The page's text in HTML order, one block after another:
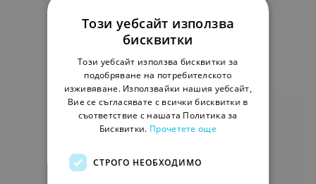
Този уебсайт използва
бисквитки
Този уебсайт използва бисквитки за
подобряване на потребителското
изживяване. Използвайки нашия уебсайт,
Вие се съгласявате с всички бисквитки в
съответствие с нашата Политика за
Бисквитки. Прочетете още
СТРОГО НЕОБХОДИМО